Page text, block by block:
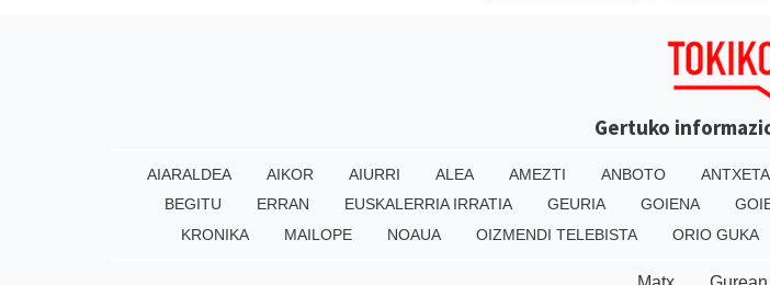
Gertuko
AIARALDEA AIKOR AIURRI ALEA AMEZTI ANBOTO
BEGITU
ERRAN EUSKALERRIA IRRATIA GEURIA GOIENA
KRONIKA
MAILOPE NOAUA OIZMENDI TELEBISTA ORIO GUKA